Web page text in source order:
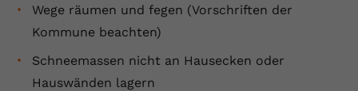
Wege räumen und fegen (Vorschriften der
Kommune beachten)
Schneemassen nicht an Hausecken oder
Hauswänden lagern